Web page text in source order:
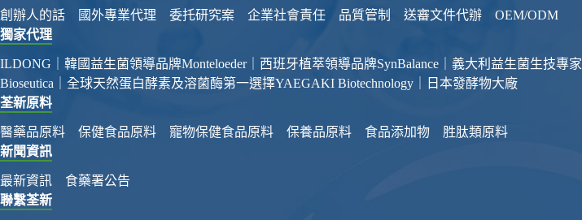
創辦人的話 國外專業代理 委托研究案 企業社會責任 品質管制 送審文件代辦
OEM/ODM
獨家代理
ILDONG｜韓國益生菌領導品牌Monteloeder｜西班牙植萃領導品牌SynBalance｜義大利益生菌生技專家
Bioseutica｜全球天然蛋白酵素及溶菌酶第一選擇YAEGAKI Biotechnology｜日本發酵物大廠
荃新原料
醫藥品原料 保健食品原料 寵物保健食品原料 保養品原料 食品添加物
胜肽類原料
新聞資訊
最新資訊
食藥署公告
聯繫荃新